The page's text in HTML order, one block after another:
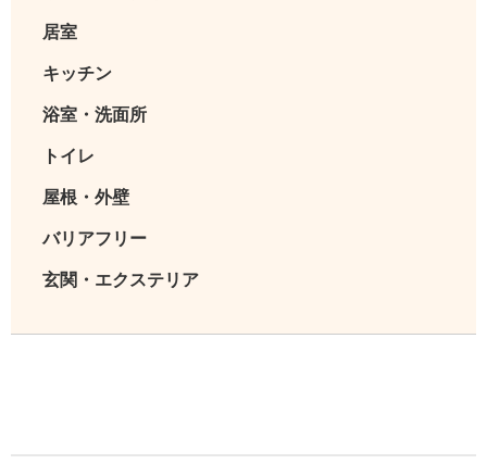
居室
キッチン
浴室・洗面所
トイレ
屋根・外壁
バリアフリー
玄関・エクステリア